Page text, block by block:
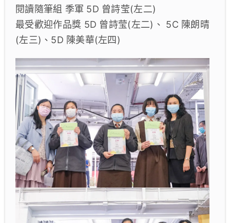
閱讀隨筆組 季軍 5D 曾詩莹(左二)
最受歡迎作品獎 5D 曾詩莹(左二)、 5C 陳朗晴
(左三)、5D 陳美華(左四)